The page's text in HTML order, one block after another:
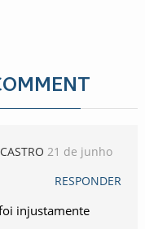
21 de junho
RESPONDER
injustamente